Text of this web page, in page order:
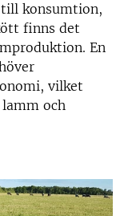
till konsumtion,
finns det
En
vilket
och